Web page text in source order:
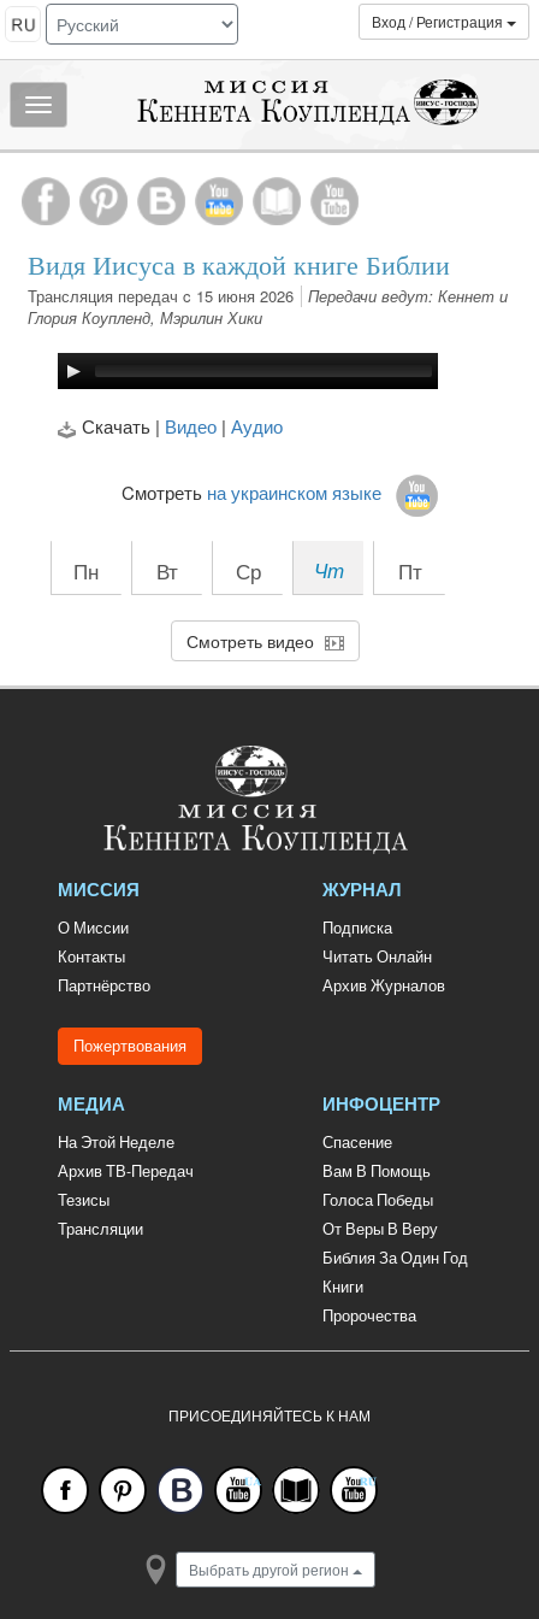
Вход / Регистрация
Показать/
скрыть
МЕНЮ
Видя Иисуса в каждой книге Библии
Трансляция передач c 15 июня 2026
Передачи ведут: Кеннет и
Глория Коупленд, Мэрилин Хики
Скачать | Видео| Аудио
Cмотреть на украинском языке
Пн Вт Ср Чт Пт
Смотреть видео
МИССИЯ
О Миссии
Контакты
Партнёрство
Пожертвования
ЖУРНАЛ
Подписка
Читать Онлайн
Архив Журналов
МЕДИА
На Этой Неделе
Архив ТВ-Передач
Тезисы
Трансляции
ИНФОЦЕНТР
Спасение
Вам В Помощь
Голоса Победы
От Веры В Веру
Библия За Один Год
Книги
Пророчества
ПРИСОЕДИНЯЙТЕСЬ К НАМ
Выбрать другой регион